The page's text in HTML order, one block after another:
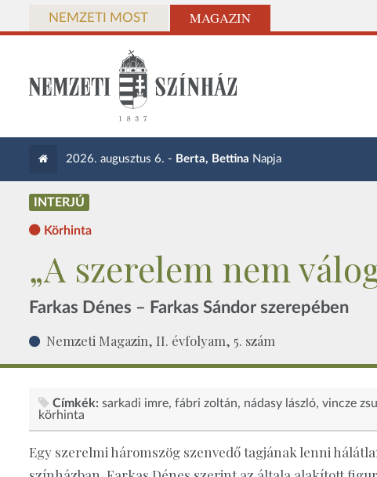
NEMZETI MOST MAGAZIN
2026. augusztus 6. - Berta, Bettina Napja
INTERJÚ
Körhinta
„A szerelem nem
Farkas Dénes – Farkas Sándor szerepében
Nemzeti Magazin, II. évfolyam, 5. szám
Címkék: sarkadi imre fábri zoltán nádasy lászló vincze
körhinta
Egy szerelmi háromszög szenvedő tagjának lenni